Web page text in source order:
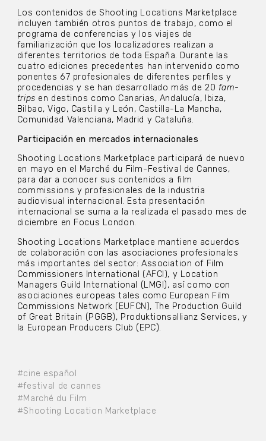
#cine español
#festival de cannes
#Marché du Film
#Shooting Location Marketplace
Los contenidos de Shooting Locations Marketplace
incluyen también otros puntos de trabajo, como el
programa de conferencias y los viajes de
familiarización que los localizadores realizan a
diferentes territorios de toda España. Durante las
cuatro ediciones precedentes han intervenido como
ponentes 67 profesionales de diferentes perfiles y
procedencias y se han desarrollado más de 20 fam-
trips en destinos como Canarias, Andalucía, Ibiza,
Bilbao, Vigo, Castilla y León, Castilla-La Mancha,
Comunidad Valenciana, Madrid y Cataluña.
Participación en mercados internacionales
Shooting Locations Marketplace participará de nuevo
en mayo en el Marché du Film-Festival de Cannes,
para dar a conocer sus contenidos a film
commissions y profesionales de la industria
audiovisual internacional. Esta presentación
internacional se suma a la realizada el pasado mes de
diciembre en Focus London.
Shooting Locations Marketplace mantiene acuerdos
de colaboración con las asociaciones profesionales
más importantes del sector: Association of Film
Commissioners International (AFCI), y Location
Managers Guild International (LMGI), así como con
asociaciones europeas tales como European Film
Commissions Network (EUFCN), The Production Guild
of Great Britain (PGGB), Produktionsallianz Services, y
la European Producers Club (EPC).